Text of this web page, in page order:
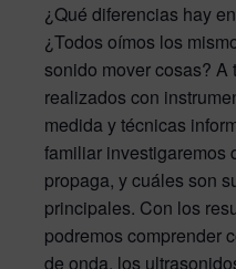
¿Qué diferencias hay
¿Todos oímos los
sonido mover cosas?
realizados con
medida y técnicas
familiar investigaremos
propaga, y cuáles son
principales. Con los
podremos comprender
de onda, los